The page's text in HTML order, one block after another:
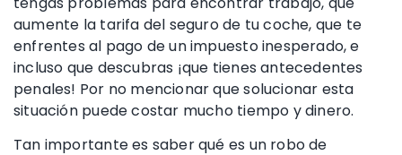
aumente la tarifa del seguro de tu coche, que te
enfrentes al pago de un impuesto inesperado, e
incluso que descubras ¡que tienes antecedentes
penales! Por no mencionar que solucionar esta
situación puede costar mucho tiempo y dinero.
Tan importante es saber qué es un robo de